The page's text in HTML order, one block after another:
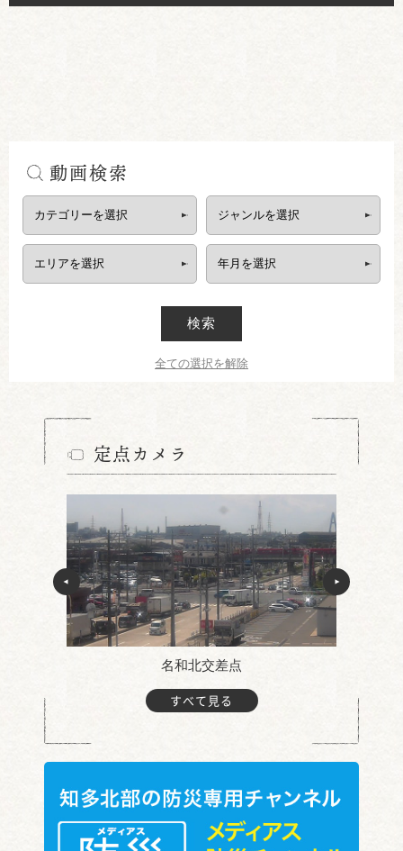
動画検索
検索
全ての選択を解除
定点カメラ
名和北交差点
すべて見る